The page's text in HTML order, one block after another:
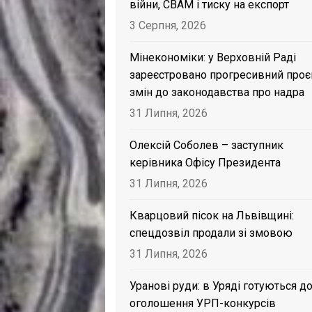
війни, CBAM і тиску на експорт
3 Серпня, 2026
Мінекономіки: у Верховній Раді
зареєстровано прогресивний
змін до законодавства про надра
31 Липня, 2026
Олексій Соболев – заступник
керівника Офісу Президента
31 Липня, 2026
Кварцовий пісок на Львівщині:
спецдозвіл продали зі змовою
31 Липня, 2026
Уранові руди: в Уряді готуються до
оголошення УРП-конкурсів